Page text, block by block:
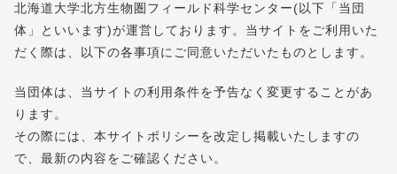
北海道大学北方生物圏フィールド科学センター(以下「当団
体」といいます)が運営しております。当サイトをご利用いた
だく際は、以下の各事項にご同意いただいたものとします。
当団体は、当サイトの利用条件を予告なく変更することがあ
ります。
その際には、本サイトポリシーを改定し掲載いたしますの
で、最新の内容をご確認ください。